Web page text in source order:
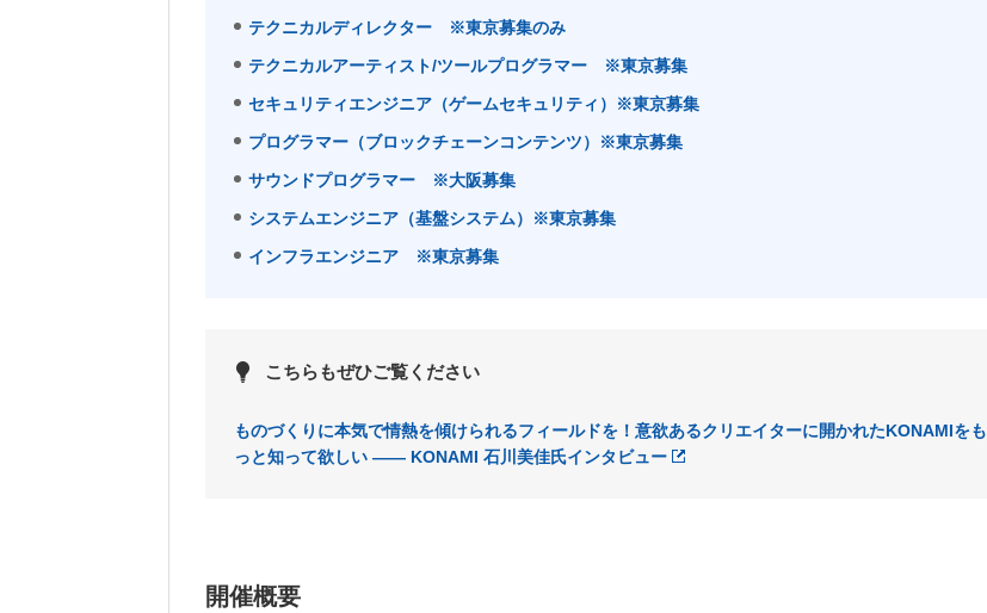
テクニカルディレクター ※東京募集のみ
テクニカルアーティスト/ツールプログラマー ※東京募集
セキュリティエンジニア（ゲームセキュリティ）※東京募集
プログラマー（ブロックチェーンコンテンツ）※東京募集
サウンドプログラマー ※大阪募集
システムエンジニア（基盤システム）※東京募集
インフラエンジニア ※東京募集
こちらもぜひご覧ください
ものづくりに本気で情熱を傾けられるフィールドを！意欲あるクリエイターに開かれたKONAMIをも
っと知って欲しい ―― KONAMI 石川美佳氏インタビュー
開催概要